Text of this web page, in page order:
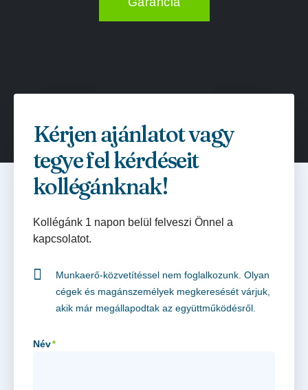
Kérjen ajánlatot vagy
tegye fel kérdéseit
kollégánknak!
Kollégánk 1 napon belül felveszi Önnel a
kapcsolatot.
Munkaerő-közvetítéssel nem foglalkozunk. Olyan
cégek és magánszemélyek megkeresését várjuk,
akik már megállapodtak az együttműködésről.
Név*